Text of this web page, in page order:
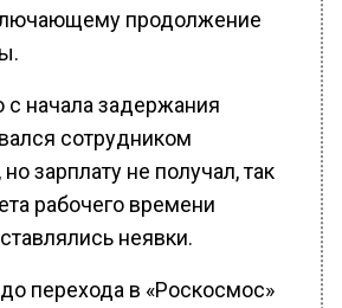
продолжение
с начала задержания
сотрудником
зарплату не получал, так
рабочего времени
неявки.
перехода в «Роскосмос»